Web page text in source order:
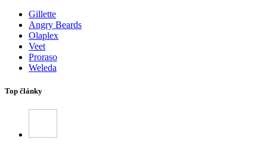
Gillette
Angry Beards
Olaplex
Veet
Proraso
Weleda
Top články